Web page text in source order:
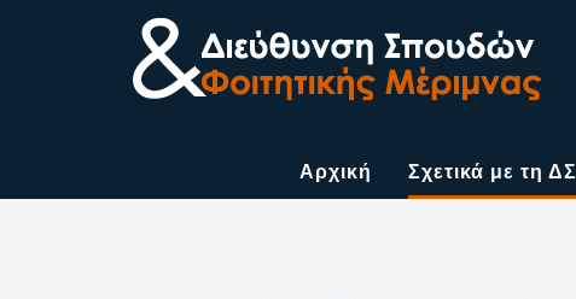
Αρχική Σχετικά με τη